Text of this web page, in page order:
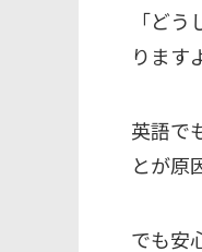
「ど
ります
英語で
とが原
でも安